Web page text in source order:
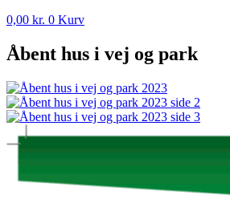
0,00 kr. 0 Kurv
Åbent hus i vej og park